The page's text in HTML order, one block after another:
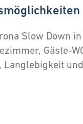
Slow Down
Gäste-
Langlebigkeit